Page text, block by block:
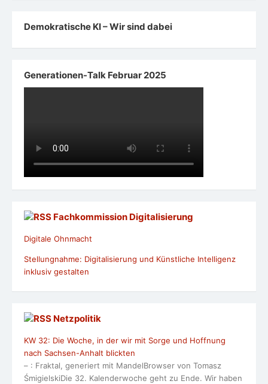
Demokratische KI – Wir sind dabei
Generationen-Talk Februar 2025
Fachkommission Digitalisierung
Digitale Ohnmacht
Stellungnahme: Digitalisierung und Künstliche Intelligenz
inklusiv gestalten
Netzpolitik
KW 32: Die Woche, in der wir mit Sorge und Hoffnung
nach Sachsen-Anhalt blickten
– : Fraktal, generiert mit MandelBrowser von Tomasz
ŚmigielskiDie 32. Kalenderwoche geht zu Ende. Wir haben